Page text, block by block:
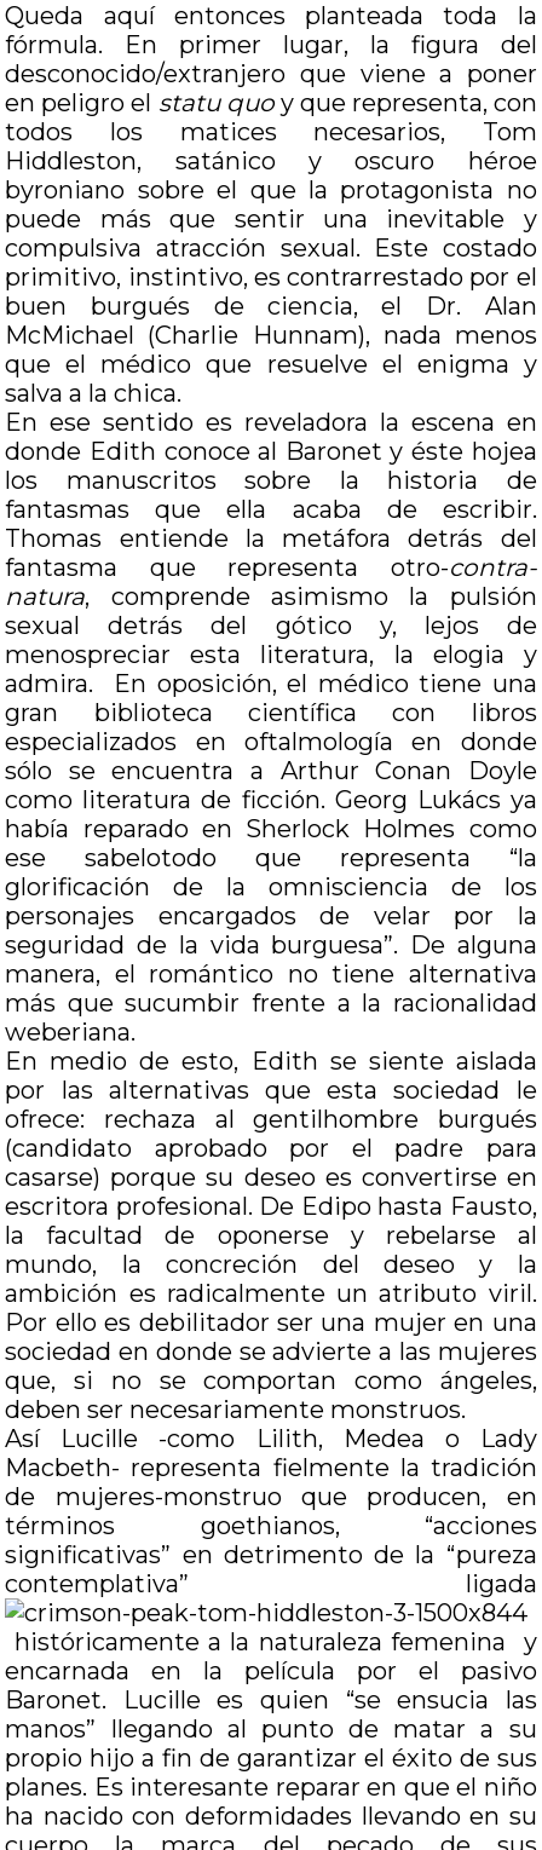
Queda aquí entonces planteada toda la
fórmula. En primer lugar, la figura del
desconocido/extranjero que viene a poner
en peligro el statu quoy que representa, con
todos los matices necesarios, Tom
Hiddleston, satánico y oscuro héroe
byroniano sobre el que la protagonista no
puede más que sentir una inevitable y
compulsiva atracción sexual. Este costado
primitivo, instintivo, es contrarrestado por el
buen burgués de ciencia, el Dr. Alan
McMichael (Charlie Hunnam), nada menos
que el médico que resuelve el enigma y
salva a la chica.
En ese sentido es reveladora la escena en
donde Edith conoce al Baronet y éste hojea
los manuscritos sobre la historia de
fantasmas que ella acaba de escribir.
Thomas entiende la metáfora detrás del
fantasma que representa otro-contra-
natura, comprende asimismo la pulsión
sexual detrás del gótico y, lejos de
menospreciar esta literatura, la elogia y
admira. En oposición, el médico tiene una
gran biblioteca científica con libros
especializados en oftalmología en donde
sólo se encuentra a Arthur Conan Doyle
como literatura de ficción. Georg Lukács ya
había reparado en Sherlock Holmes como
ese sabelotodo que representa “la
glorificación de la omnisciencia de los
personajes encargados de velar por la
seguridad de la vida burguesa”. De alguna
manera, el romántico no tiene alternativa
más que sucumbir frente a la racionalidad
weberiana.
En medio de esto, Edith se siente aislada
por las alternativas que esta sociedad le
ofrece: rechaza al gentilhombre burgués
(candidato aprobado por el padre para
casarse) porque su deseo es convertirse en
escritora profesional. De Edipo hasta Fausto,
la facultad de oponerse y rebelarse al
mundo, la concreción del deseo y la
ambición es radicalmente un atributo viril.
Por ello es debilitador ser una mujer en una
sociedad en donde se advierte a las mujeres
que, si no se comportan como ángeles,
deben ser necesariamente monstruos.
Así Lucille -como Lilith, Medea o Lady
Macbeth- representa fielmente la tradición
de mujeres-monstruo que producen, en
términos goethianos, “acciones
significativas” en detrimento de la “pureza
contemplativa” ligada
históricamente a la naturaleza femenina y
encarnada en la película por el pasivo
Baronet. Lucille es quien “se ensucia las
manos” llegando al punto de matar a su
propio hijo a fin de garantizar el éxito de sus
planes. Es interesante reparar en que el niño
ha nacido con deformidades llevando en su